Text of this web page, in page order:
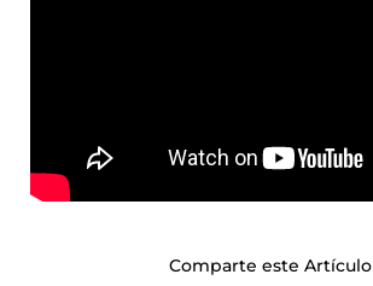
Comparte este Artículo